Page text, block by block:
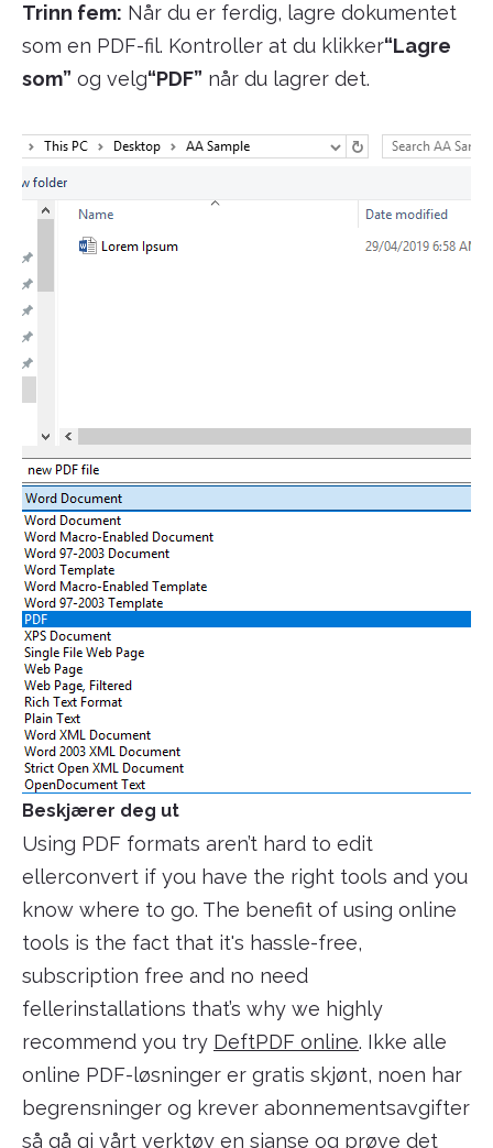
Trinn fem: Når du er ferdig, lagre dokumentet
som en PDF-fil. Kontroller at du klikker“Lagre
som” og velg“PDF” når du lagrer det.
Beskjærer deg ut
Using PDF formats aren’t hard to edit
ellerconvert if you have the right tools and you
know where to go. The benefit of using online
tools is the fact that it's hassle-free,
subscription free and no need
fellerinstallations that’s why we highly
recommend you try DeftPDF online. Ikke alle
online PDF-løsninger er gratis skjønt, noen har
begrensninger og krever abonnementsavgifter
så gå gi vårt verktøy en sjanse og prøve det